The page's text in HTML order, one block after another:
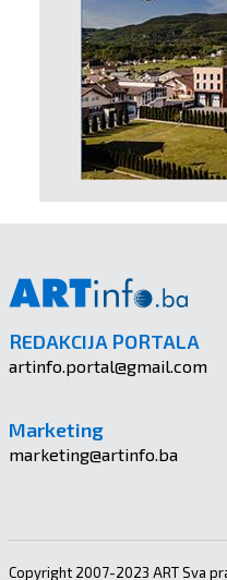
REDAKCIJA PORTALA
artinfo.portal@gmail.com
Marketing
marketing@artinfo.ba
Copyright 2007-2023 ART Sva